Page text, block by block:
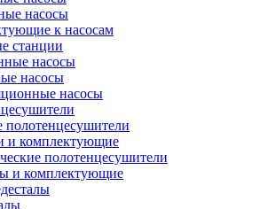
насосы
к насосам
станции
насосы
насосы
насосы
полотенцесушители
и комплектующие
полотенцесушители
и комплектующие